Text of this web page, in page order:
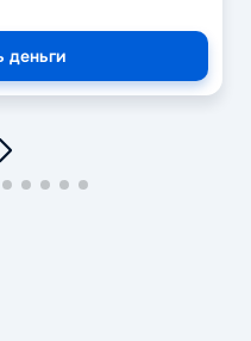
деньги